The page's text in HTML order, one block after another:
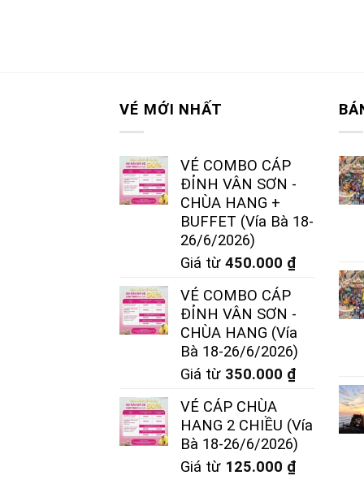
VÉ MỚI NHẤT
VÉ COMBO CÁP
ĐỈNH VÂN SƠN -
CHÙA HANG +
BUFFET (Vía Bà 18-
26/6/2026)
Giá từ 450.000 ₫
VÉ COMBO CÁP
ĐỈNH VÂN SƠN -
CHÙA HANG (Vía
Bà 18-26/6/2026)
Giá từ 350.000 ₫
VÉ CÁP CHÙA
HANG 2 CHIỀU (Vía
Bà 18-26/6/2026)
Giá từ 125.000 ₫